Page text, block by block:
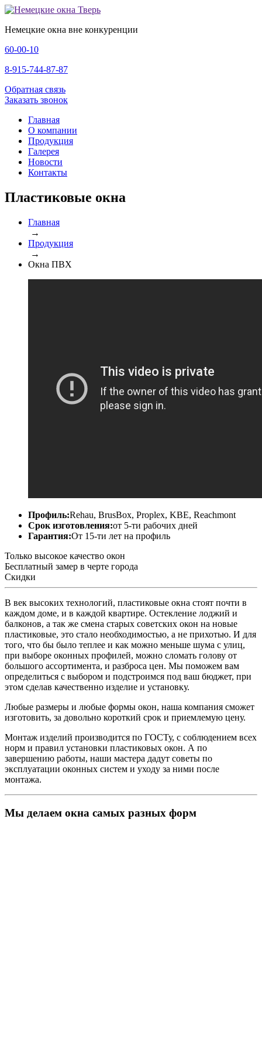
Немецкие окна вне конкуренции
60-00-10
8-915-744-87-87
Обратная связь
Заказать звонок
Главная
О компании
Продукция
Галерея
Новости
Контакты
Пластиковые окна
Главная
→
Продукция
→
Окна ПВХ
Профиль:Rehau, BrusBox, Proplex, KBE, Reachmont
Срок изготовления:от 5-ти рабочих дней
Гарантия:От 15-ти лет на профиль
Только высокое качество окон
Бесплатный замер в черте города
Скидки
В век высоких технологий, пластиковые окна стоят почти в
каждом доме, и в каждой квартире. Остекление лоджий и
балконов, а так же смена старых советских окон на новые
пластиковые, это стало необходимостью, а не прихотью. И для
того, что бы было теплее и как можно меньше шума с улиц,
при выборе оконных профилей, можно сломать голову от
большого ассортимента, и разброса цен. Мы поможем вам
определиться с выбором и подстроимся под ваш бюджет, при
этом сделав качественно изделие и установку.
Любые размеры и любые формы окон, наша компания сможет
изготовить, за довольно короткий срок и приемлемую цену.
Монтаж изделий производится по ГОСТу, с соблюдением всех
норм и правил установки пластиковых окон. А по
завершению работы, наши мастера дадут советы по
эксплуатации оконных систем и уходу за ними после
монтажа.
Мы делаем окна самых разных форм